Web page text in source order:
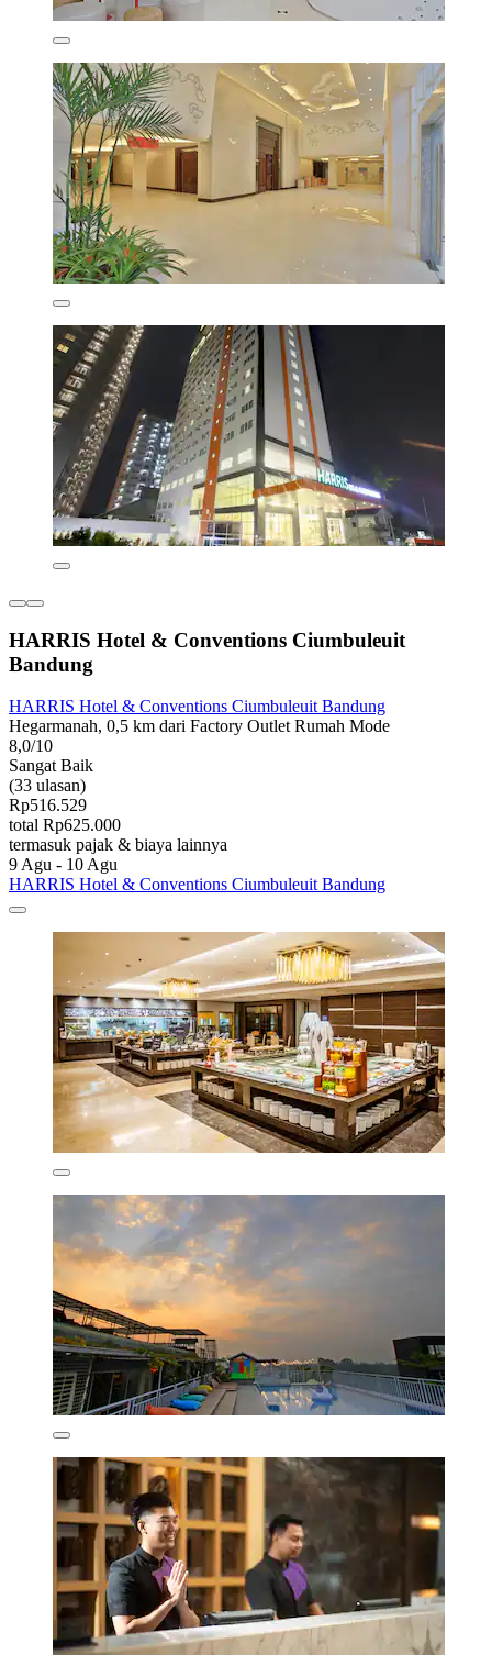
HARRIS Hotel & Conventions Ciumbuleuit
Bandung
HARRIS Hotel & Conventions Ciumbuleuit Bandung
Hegarmanah, 0,5 km dari Factory Outlet Rumah Mode
8,0/10
Sangat Baik
(33 ulasan)
Rp516.529
total Rp625.000
termasuk pajak & biaya lainnya
9 Agu - 10 Agu
HARRIS Hotel & Conventions Ciumbuleuit Bandung